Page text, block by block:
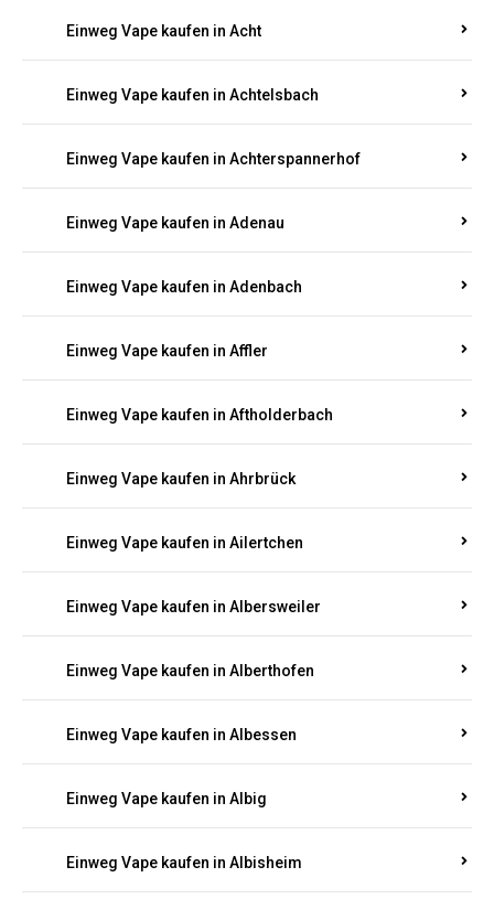
Einweg Vape kaufen in Achtelsbach
Einweg Vape kaufen in Achterspannerhof
Einweg Vape kaufen in Adenau
Einweg Vape kaufen in Adenbach
Einweg Vape kaufen in Affler
Einweg Vape kaufen in Aftholderbach
Einweg Vape kaufen in Ahrbrück
Einweg Vape kaufen in Ailertchen
Einweg Vape kaufen in Albersweiler
Einweg Vape kaufen in Alberthofen
Einweg Vape kaufen in Albessen
Einweg Vape kaufen in Albig
Einweg Vape kaufen in Albisheim
Einweg Vape kaufen in Alf